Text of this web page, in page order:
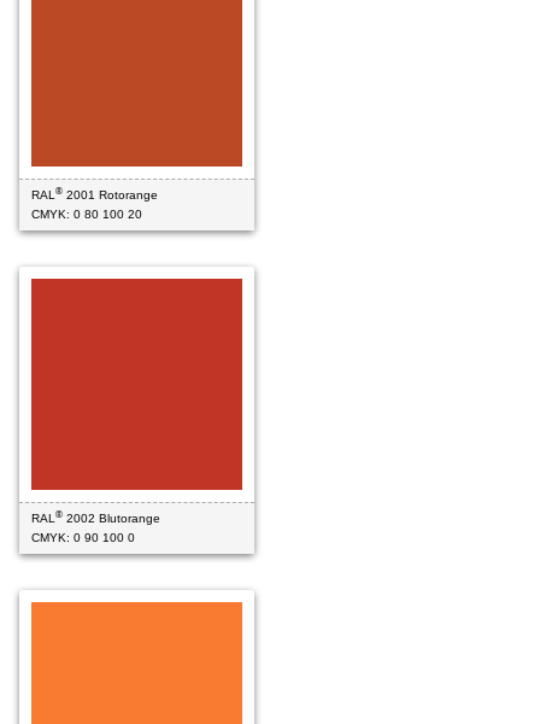
RAL® 2001 Rotorange
CMYK: 0 80 100 20
RAL® 2002 Blutorange
CMYK: 0 90 100 0